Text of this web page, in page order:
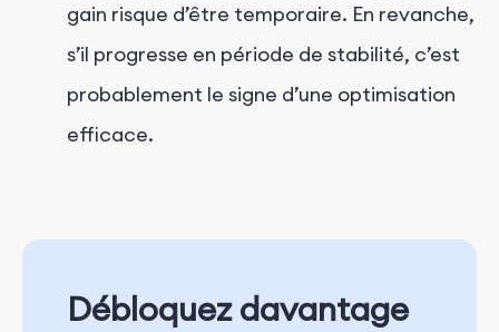
gain risque d’être temporaire. En revanche,
s’il progresse en période de stabilité, c’est
probablement le signe d’une optimisation
efficace.
Débloquez davantage